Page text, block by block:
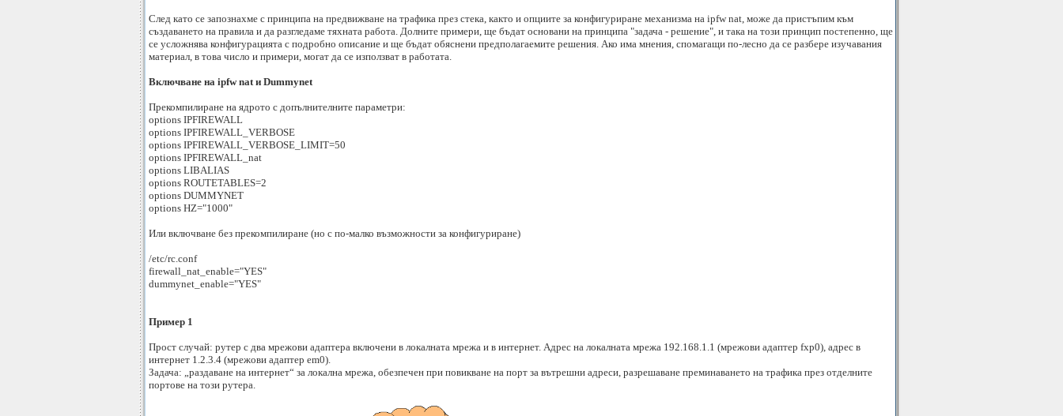
След като се запознахме с принципа на предвижване на трафика през стека, както и опциите за конфигуриране механизма на ipfw nat, може да пристъпим към
създаването на правила и да разгледаме тяхната работа. Долните примери, ще бъдат основани на принципа "задача - решение", и така на този принцип постепенно, ще
се усложнява конфигурацията с подробно описание и ще бъдат обяснени предполагаемите решения. Ако има мнения, спомагащи по-лесно да се разбере изучавания
материал, в това число и примери, могат да се използват в работата.
Включване на ipfw nat и Dummynet
Прекомпилиране на ядрото с допълнителните параметри:
options IPFIREWALL
options IPFIREWALL_VERBOSE
options IPFIREWALL_VERBOSE_LIMIT=50
options IPFIREWALL_nat
options LIBALIAS
options ROUTETABLES=2
options DUMMYNET
options HZ="1000"
Или включване без прекомпилиране (но с по-малко възможности за конфигуриране)
/etc/rc.conf
firewall_nat_enable="YES"
dummynet_enable="YES"
Пример 1
Прост случай: рутер с два мрежови адаптера включени в локалната мрежа и в интернет. Адрес на локалната мрежа 192.168.1.1 (мрежови адаптер fxp0), адрес в
интернет 1.2.3.4 (мрежови адаптер em0).
Задача: „раздаване на интернет“ за локална мрежа, обезпечен при повикване на порт за вътрешни адреси, разрешаване преминаването на трафика през отделните
портове на този рутера.